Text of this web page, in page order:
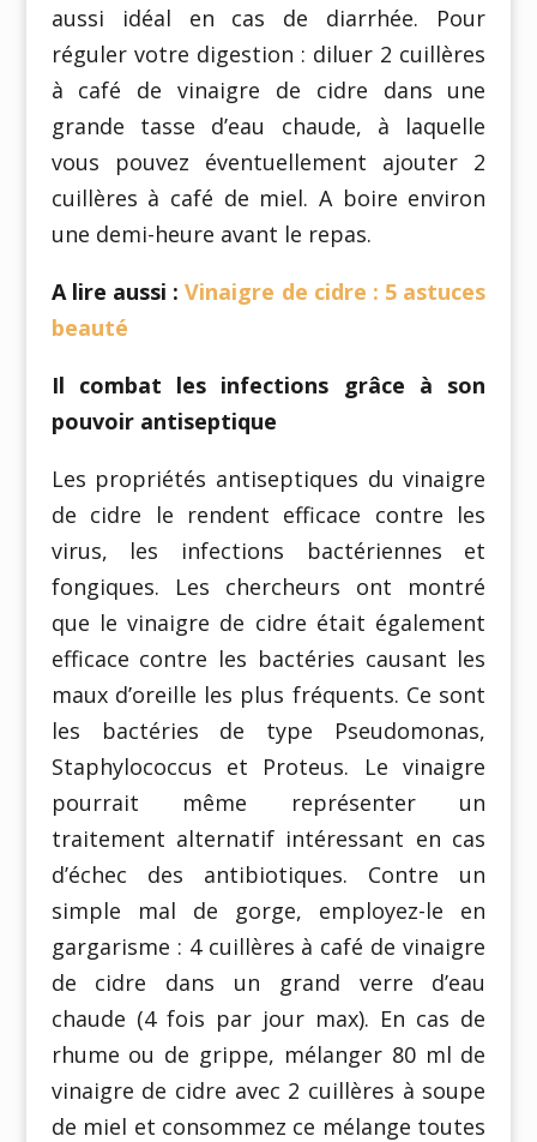
aussi idéal en cas de diarrhée. Pour
réguler votre digestion : diluer 2 cuillères
à café de vinaigre de cidre dans une
grande tasse d’eau chaude, à laquelle
vous pouvez éventuellement ajouter 2
cuillères à café de miel. A boire environ
une demi-heure avant le repas.
A lire aussi :Vinaigre de cidre : 5 astuces
beauté
Il combat les infections grâce à son
pouvoir antiseptique
Les propriétés antiseptiques du vinaigre
de cidre le rendent efficace contre les
virus, les infections bactériennes et
fongiques. Les chercheurs ont montré
que le vinaigre de cidre était également
efficace contre les bactéries causant les
maux d’oreille les plus fréquents. Ce sont
les bactéries de type Pseudomonas,
Staphylococcus et Proteus. Le vinaigre
pourrait même représenter un
traitement alternatif intéressant en cas
d’échec des antibiotiques. Contre un
simple mal de gorge, employez-le en
gargarisme : 4 cuillères à café de vinaigre
de cidre dans un grand verre d’eau
chaude (4 fois par jour max). En cas de
rhume ou de grippe, mélanger 80 ml de
vinaigre de cidre avec 2 cuillères à soupe
de miel et consommez ce mélange toutes